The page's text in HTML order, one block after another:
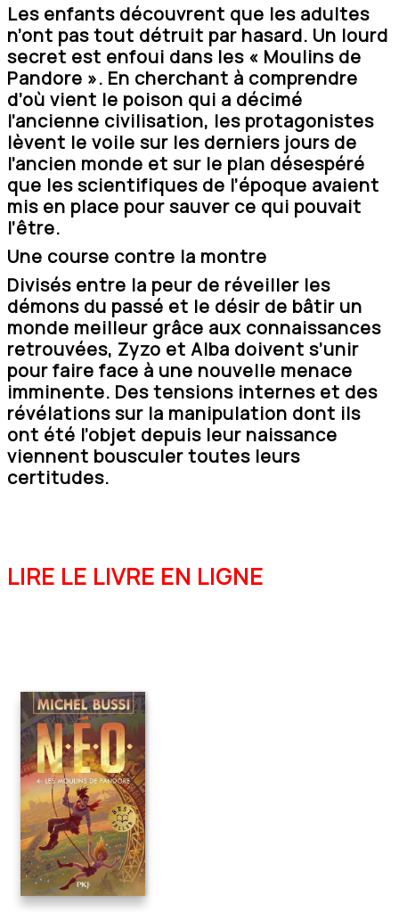
Les enfants découvrent que les adultes
n’ont pas tout détruit par hasard. Un lourd
secret est enfoui dans les « Moulins de
Pandore ». En cherchant à comprendre
d’où vient le poison qui a décimé
l’ancienne civilisation, les protagonistes
lèvent le voile sur les derniers jours de
l’ancien monde et sur le plan désespéré
que les scientifiques de l’époque avaient
mis en place pour sauver ce qui pouvait
l’être.
Une course contre la montre
Divisés entre la peur de réveiller les
démons du passé et le désir de bâtir un
monde meilleur grâce aux connaissances
retrouvées, Zyzo et Alba doivent s’unir
pour faire face à une nouvelle menace
imminente. Des tensions internes et des
révélations sur la manipulation dont ils
ont été l’objet depuis leur naissance
viennent bousculer toutes leurs
certitudes.
LIRE LE LIVRE EN LIGNE